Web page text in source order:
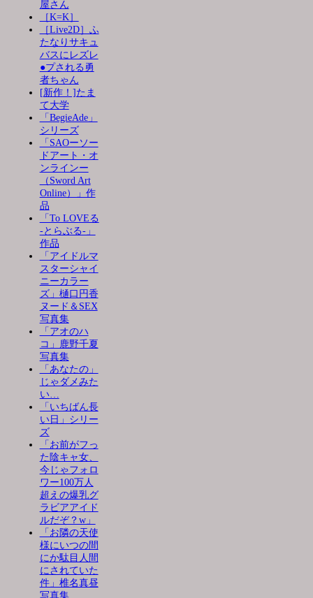
屋さん
［K=K］
［Live2D］ふ
たなりサキュ
バスにレズレ
●プされる勇
者ちゃん
[新作！]たま
て大学
「BegieAde」
シリーズ
「SAOーソー
ドアート・オ
ンラインー
（Sword Art
Online）」作
品
「To LOVEる
-とらぶる-」
作品
「アイドルマ
スターシャイ
ニーカラー
ズ」樋口円香
ヌード＆SEX
写真集
「アオのハ
コ」鹿野千夏
写真集
「あなたの」
じゃダメみた
い…
「いちばん長
い日」シリー
ズ
「お前がフっ
た陰キャ女、
今じゃフォロ
ワー100万人
超えの爆乳グ
ラビアアイド
ルだぞ？w」
「お隣の天使
様にいつの間
にか駄目人間
にされていた
件」椎名真昼
写真集